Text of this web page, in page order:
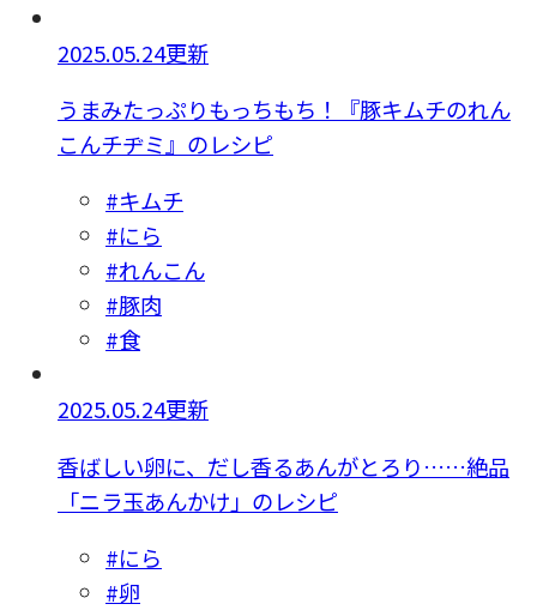
2025.05.24更新
うまみたっぷりもっちもち！『豚キムチのれん
こんチヂミ』のレシピ
#キムチ
#にら
#れんこん
#豚肉
#食
2025.05.24更新
香ばしい卵に、だし香るあんがとろり……絶品
「ニラ玉あんかけ」のレシピ
#にら
#卵